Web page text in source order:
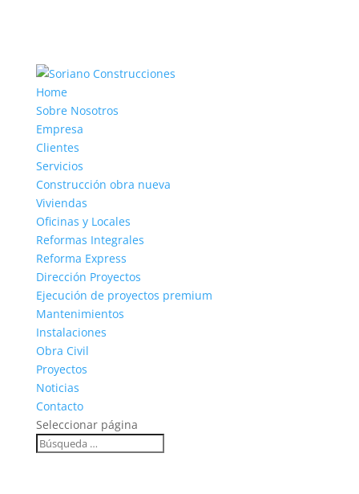
Home
Sobre Nosotros
Empresa
Clientes
Servicios
Construcción obra nueva
Viviendas
Oficinas y Locales
Reformas Integrales
Reforma Express
Dirección Proyectos
Ejecución de proyectos premium
Mantenimientos
Instalaciones
Obra Civil
Proyectos
Noticias
Contacto
Seleccionar página